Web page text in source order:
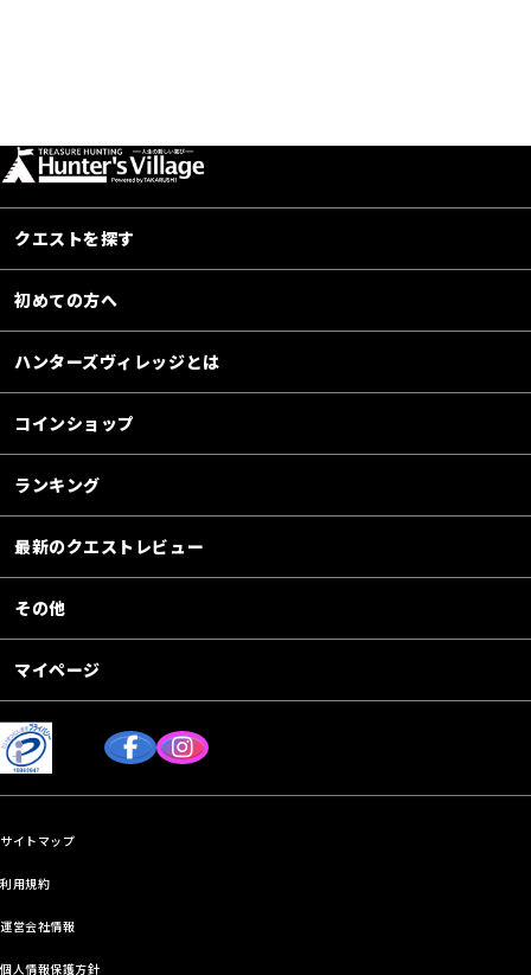
クエストを探す
初めての方へ
ハンターズヴィレッジとは
コインショップ
ランキング
最新のクエストレビュー
その他
マイページ
サイトマップ
利用規約
運営会社情報
個人情報保護方針